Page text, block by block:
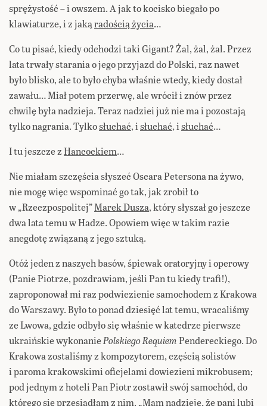
sprężystość – i owszem. A jak to kocisko biegało po
klawiaturze, i z jakąradością życia…
Co tu pisać, kiedy odchodzi taki Gigant? Żal, żal, żal. Przez
lata trwały starania o jego przyjazd do Polski, raz nawet
było blisko, ale to było chyba właśnie wtedy, kiedy dostał
zawału… Miał potem przerwę, ale wrócił i znów przez
chwilę była nadzieja. Teraz nadziei już nie ma i pozostają
tylko nagrania. Tylkosłuchać, isłuchać, isłuchać…
I tu jeszcze zHancockiem…
Nie miałam szczęścia słyszeć Oscara Petersona na żywo,
nie mogę więc wspominać go tak, jak zrobił to
w „Rzeczpospolitej”Marek Dusza, który słyszał go jeszcze
dwa lata temu w Hadze. Opowiem więc w takim razie
anegdotę związaną z jego sztuką.
Otóż jeden z naszych basów, śpiewak oratoryjny i operowy
(Panie Piotrze, pozdrawiam, jeśli Pan tu kiedy trafi!),
zaproponował mi raz podwiezienie samochodem z Krakowa
do Warszawy. Było to ponad dziesięć lat temu, wracaliśmy
ze Lwowa, gdzie odbyło się właśnie w katedrze pierwsze
ukraińskie wykonaniePolskiego RequiemPendereckiego. Do
Krakowa zostaliśmy z kompozytorem, częścią solistów
i paroma krakowskimi oficjelami dowiezieni mikrobusem;
pod jednym z hoteli Pan Piotr zostawił swój samochód, do
którego się przesiadłam z nim. „Mam nadzieję, że pani lubi